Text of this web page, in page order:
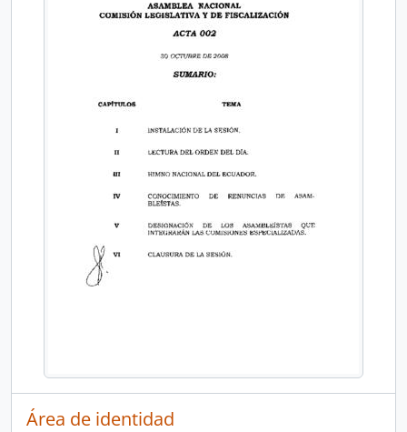
Área de identidad